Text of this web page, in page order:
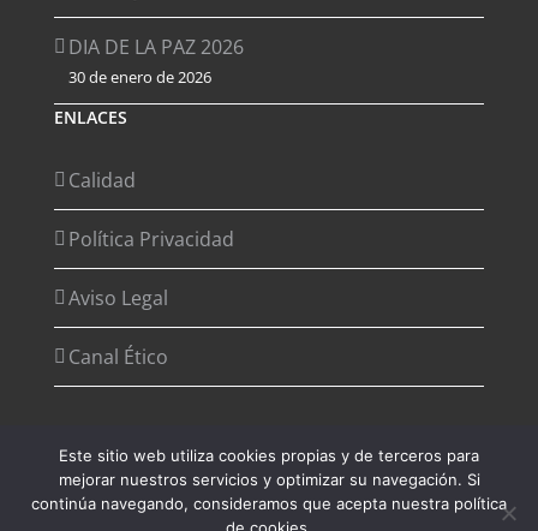
DIA DE LA PAZ 2026
30 de enero de 2026
ENLACES
Calidad
Política Privacidad
Aviso Legal
Canal Ético
Copyright 2012 - 2026 Desarrollado porAgencia de Marketing
Digital - Digital2G
Este sitio web utiliza cookies propias y de terceros para
mejorar nuestros servicios y optimizar su navegación. Si
continúa navegando, consideramos que acepta nuestra política